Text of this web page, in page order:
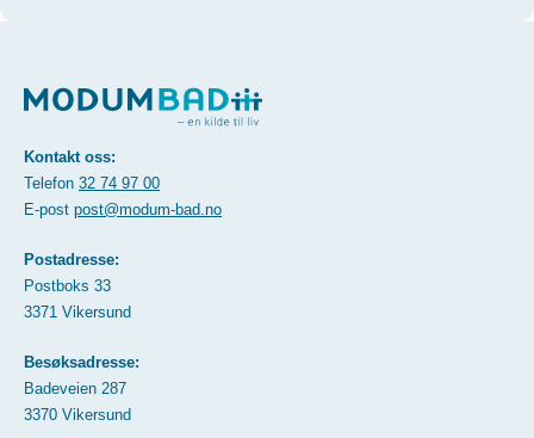
Kontakt oss:
Telefon 32 74 97 00
E-post post@modum-bad.no
Postadresse:
Postboks 33
3371 Vikersund
Besøksadresse:
Badeveien 287
3370 Vikersund